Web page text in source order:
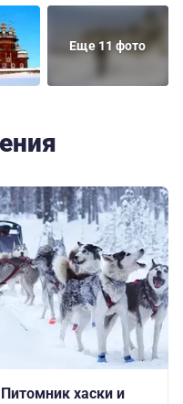
Еще 11 фото
Питомник хаски и